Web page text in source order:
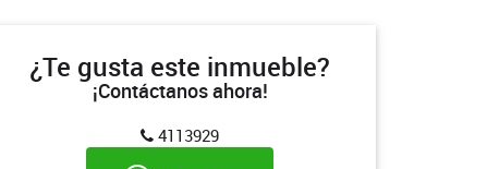
¿Te gusta este inmueble?
¡Contáctanos ahora!
4113929